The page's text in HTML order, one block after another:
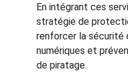
En intégrant ces
stratégie de
renforcer la sécurité
numériques et
de piratage.